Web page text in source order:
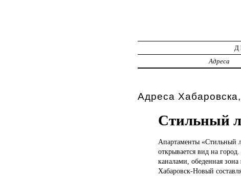
Адреса
Адреса
Стильный
Апартаменты «Стильный
открывается вид на
каналами, обеденная
Хабаровск-Новый